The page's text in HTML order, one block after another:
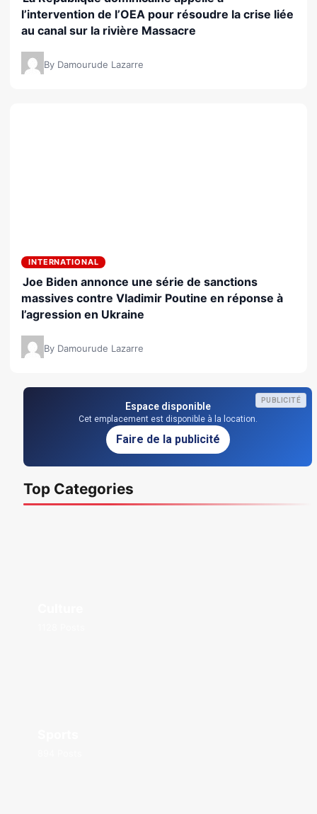
l’intervention de l’OEA pour résoudre la crise liée
au canal sur la rivière Massacre
By Damourude Lazarre
INTERNATIONAL
Joe Biden annonce une série de sanctions
massives contre Vladimir Poutine en réponse à
l’agression en Ukraine
By Damourude Lazarre
PUBLICITÉ
Espace disponible
Cet emplacement est disponible à la location.
Faire de la publicité
Top Categories